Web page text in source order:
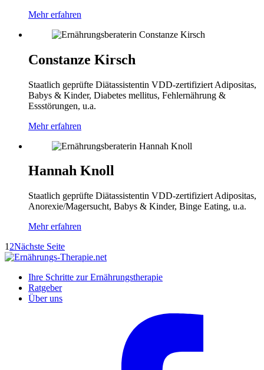
Mehr erfahren
Constanze Kirsch
Staatlich geprüfte Diätassistentin VDD-zertifiziert Adipositas,
Babys & Kinder, Diabetes mellitus, Fehlernährung &
Essstörungen, u.a.
Mehr erfahren
Hannah Knoll
Staatlich geprüfte Diätassistentin VDD-zertifiziert Adipositas,
Anorexie/Magersucht, Babys & Kinder, Binge Eating, u.a.
Mehr erfahren
1 2Nächste Seite
Ihre Schritte zur Ernährungstherapie
Ratgeber
Über uns